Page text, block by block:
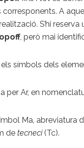
A
S’hi
, però mai
símbols dels
per Ar, en
Ma, abreviatura
detecneci(Tc).